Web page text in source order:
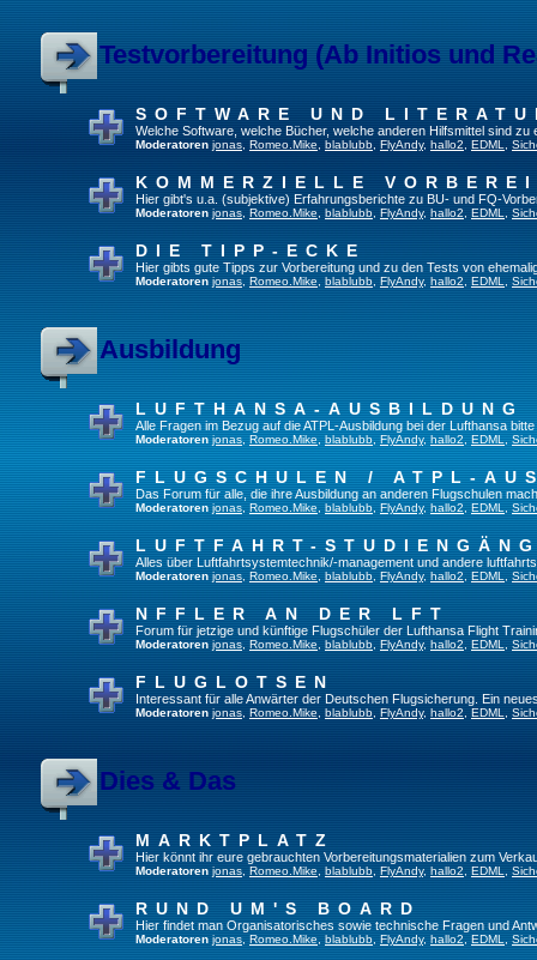
Testvorbereitung (Ab Initios und
SOFTWARE UND
Welche Software, welche Bücher, welche anderen Hilfsmittel sind zu
Moderatoren jonas Romeo.Mike blablubb FlyAndy, hallo2 EDML
KOMMERZIELLE
Hier gibt's u.a. (subjektive) Erfahrungsberichte zu BU- und FQ-
Moderatoren jonas Romeo.Mike blablubb FlyAndy, hallo2 EDML
DIE TIPP-ECKE
Hier gibts gute Tipps zur Vorbereitung und zu den Tests von
Moderatoren jonas Romeo.Mike blablubb FlyAndy, hallo2 EDML
Ausbildung
LUFTHANSA-AUSBILDUNG
Alle Fragen im Bezug auf die ATPL-Ausbildung bei der Lufthansa
Moderatoren jonas Romeo.Mike blablubb FlyAndy, hallo2 EDML
FLUGSCHULEN / ATPL-
Das Forum für alle, die ihre Ausbildung an anderen Flugschulen
Moderatoren jonas Romeo.Mike blablubb FlyAndy, hallo2 EDML
LUFTFAHRT-
Alles über Luftfahrtsystemtechnik/-management und andere
Moderatoren jonas Romeo.Mike blablubb FlyAndy, hallo2 EDML
NFFLER AN DER LFT
Forum für jetzige und künftige Flugschüler der Lufthansa Flight
Moderatoren jonas Romeo.Mike blablubb FlyAndy, hallo2 EDML
FLUGLOTSEN
Interessant für alle Anwärter der Deutschen Flugsicherung. Ein
Moderatoren jonas Romeo.Mike blablubb FlyAndy, hallo2 EDML
Dies & Das
MARKTPLATZ
Hier könnt ihr eure gebrauchten Vorbereitungsmaterialien zum
Moderatoren jonas Romeo.Mike blablubb FlyAndy, hallo2 EDML
RUND UM'S BOARD
Hier findet man Organisatorisches sowie technische Fragen und
Moderatoren jonas Romeo.Mike blablubb FlyAndy, hallo2 EDML